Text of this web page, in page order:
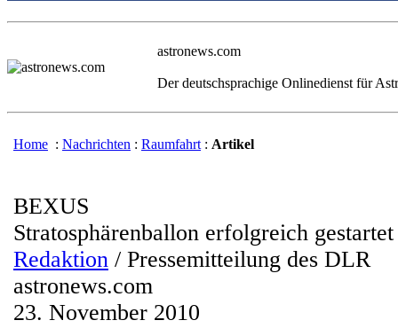
astronews.com
Der deutschsprachige Onlinedienst für
Home : Nachrichten : Raumfahrt : Artikel
BEXUS
Stratosphärenballon erfolgreich gestartet
Redaktion / Pressemitteilung des DLR
astronews.com
23. November 2010